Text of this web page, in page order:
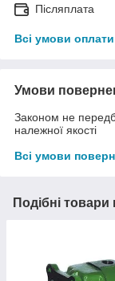
Післяплата
Всі умови оплати
Умови
Законом не
належної якості
Всі умови
Подібні товари